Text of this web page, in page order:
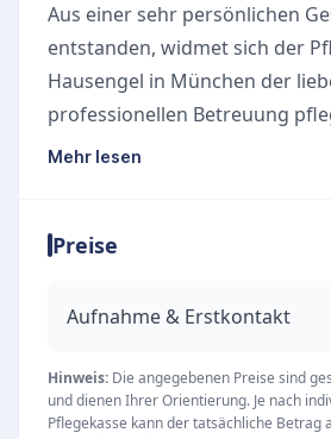
Aus einer sehr persönlichen
entstanden, widmet sich der
Hausengel in München der
professionellen Betreuung
Menschen. Nach der
ähnlichen Situationen mit
zu stehen. Unter dem
und selbstbestimmtes Leben
häuslichen Umfeld.
Mehr lesen
Preise
Aufnahme & Erstkontakt
Hinweis: Die angegebenen Preise sind
und dienen Ihrer Orientierung. Je nach
Pflegekasse kann der tatsächliche Betrag